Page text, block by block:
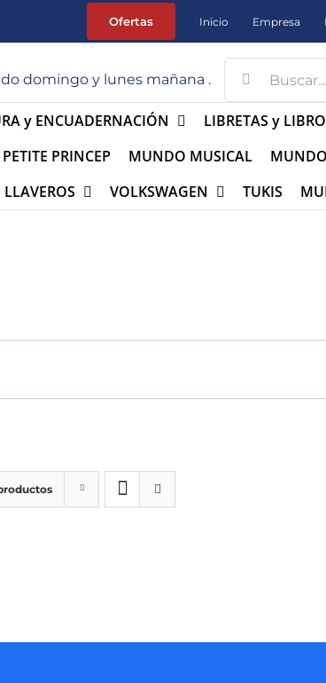
Ofertas Inicio Empresa
domingo y lunes mañana .
y ENCUADERNACIÓN LIBRETAS y
PRINCEP MUNDO MUSICAL
LLAVEROS VOLKSWAGEN TUKIS